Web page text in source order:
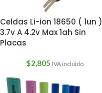
Celdas Li-ion 18650 ( 1un )
3.7v A 4.2v Max 1ah Sin
Placas
$2,805 IVA incluido